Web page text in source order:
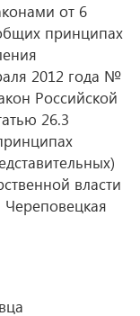
от 6
принципах
2012 года №
Российской
26.3
власти
Череповецкая